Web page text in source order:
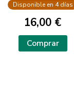
Disponible en 4 días
16,00 €
Comprar